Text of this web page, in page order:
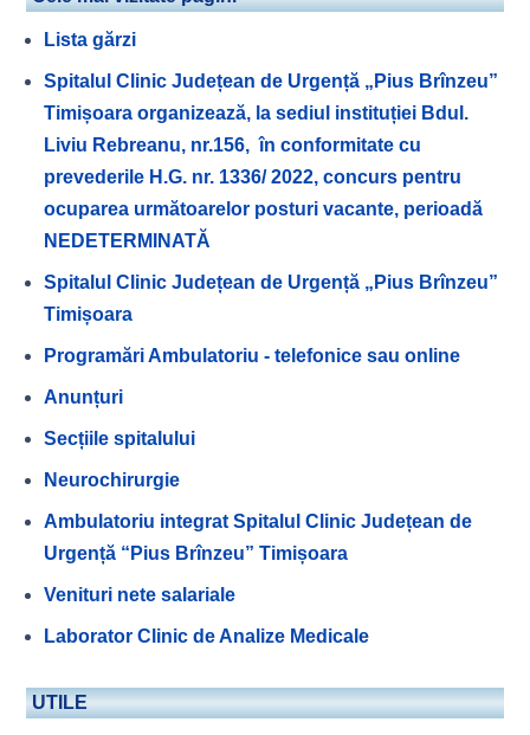
Lista gărzi
Spitalul Clinic Județean de Urgență „Pius Brînzeu”
Timișoara organizează, la sediul instituției Bdul.
Liviu Rebreanu, nr.156, în conformitate cu
prevederile H.G. nr. 1336/ 2022, concurs pentru
ocuparea următoarelor posturi vacante, perioadă
NEDETERMINATĂ
Spitalul Clinic Județean de Urgență „Pius Brînzeu”
Timișoara
Programări Ambulatoriu - telefonice sau online
Anunțuri
Secțiile spitalului
Neurochirurgie
Ambulatoriu integrat Spitalul Clinic Județean de
Urgență “Pius Brînzeu” Timișoara
Venituri nete salariale
Laborator Clinic de Analize Medicale
UTILE